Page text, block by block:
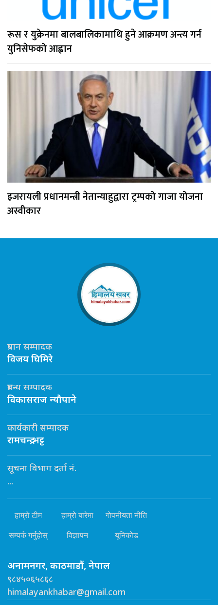
रूस र युक्रेनमा बालबालिकामाथि हुने आक्रमण अन्त्य गर्न
युनिसेफको आह्वान
इजरायली प्रधानमन्त्री नेतान्याहुद्वारा ट्रम्पको गाजा योजना
अस्वीकार
प्रधान सम्पादक
विजय घिमिरे
प्रबन्ध सम्पादक
विकासराज न्यौपाने
कार्यकारी सम्पादक
रामचन्द्र भट्ट
सूचना विभाग दर्ता नं.
...
हाम्रो टीम हाम्रो बारेमा गोपनीयता नीति
सम्पर्क गर्नुहोस् विज्ञापन यूनिकोड
अनामनगर, काठमाडौं, नेपाल
९८४५०६५८६८
himalayankhabar@gmail.com